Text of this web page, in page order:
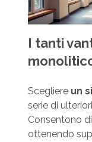
I tanti
Scegliere un
serie di
Consentono
ottenendo